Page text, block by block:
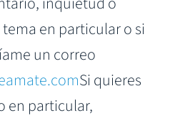
en particular o si
un correo
Si quieres
en particular,